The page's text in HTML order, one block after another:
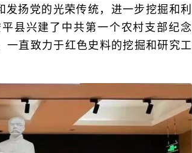
扬党的光荣传统，进一步挖掘和利
县兴建了中共第一个农村支部纪念
直致力于红色史料的挖掘和研究工